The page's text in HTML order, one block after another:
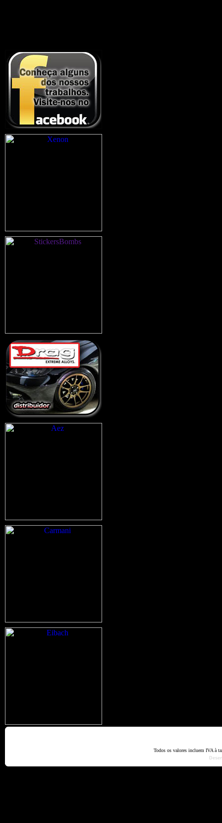
Todos os valores incluem IVA à